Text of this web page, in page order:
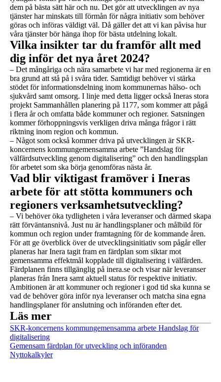
dem på bästa sätt här och nu. Det gör att utvecklingen av nya
tjänster har minskats till förmån för några initiativ som behöver
göras och införas väldigt väl. Då gäller det att vi kan påvisa hur
våra tjänster bör hänga ihop för bästa utdelning lokalt.
Vilka insikter tar du framför allt med
dig inför det nya året 2024?
– Det mångåriga och nära samarbete vi har med regionerna är en
bra grund att stå på i svåra tider. Samtidigt behöver vi stärka
stödet för informationsdelning inom kommunernas hälso- och
sjukvård samt omsorg. I linje med detta ligger också Ineras stora
projekt Sammanhållen planering på 1177, som kommer att pågå
i flera år och omfatta både kommuner och regioner. Satsningen
kommer förhoppningsvis verkligen driva många frågor i rätt
riktning inom region och kommun.
– Något som också kommer driva på utvecklingen är SKR-
koncernens kommungemensamma arbete ”Handslag för
välfärdsutveckling genom digitalisering” och den handlingsplan
för arbetet som ska börja genomföras nästa år.
Vad blir viktigast framöver i Ineras
arbete för att stötta kommuners och
regioners verksamhetsutveckling?
– Vi behöver öka tydligheten i våra leveranser och därmed skapa
rätt förväntansnivå. Just nu är handlingsplaner och målbild för
kommun och region under framtagning för de kommande åren.
För att ge överblick över de utvecklingsinitiativ som pågår eller
planeras har Inera tagit fram en färdplan som siktar mot
gemensamma effektmål kopplade till digitalisering i välfärden.
Färdplanen finns tillgänglig på inera.se och visar när leveranser
planeras från Inera samt aktuell status för respektive initiativ.
Ambitionen är att kommuner och regioner i god tid ska kunna se
vad de behöver göra inför nya leveranser och matcha sina egna
handlingsplaner för anslutning och införanden efter det.
Läs mer
SKR-koncernens kommungemensamma arbete Handslag för
digitalisering
Gemensam färdplan för utveckling och införanden
Nyttokalkyler